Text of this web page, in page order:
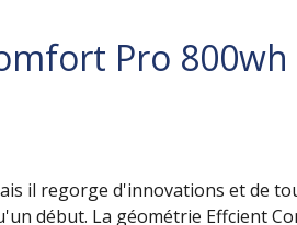
Pro 800wh
il regorge d'innovations et de
début. La géométrie Effcient